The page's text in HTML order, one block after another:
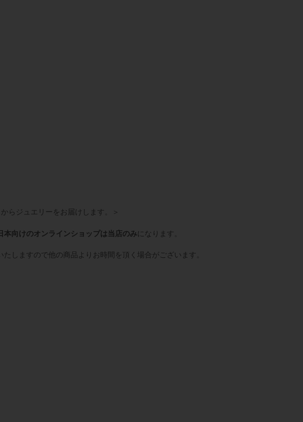
らジュエリーをお届けします。＞
本向けのオンラインショップは当店のみになります。
たしますので他の商品よりお時間を頂く場合がございます。